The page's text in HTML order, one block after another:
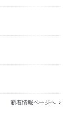
新着情報ページへ